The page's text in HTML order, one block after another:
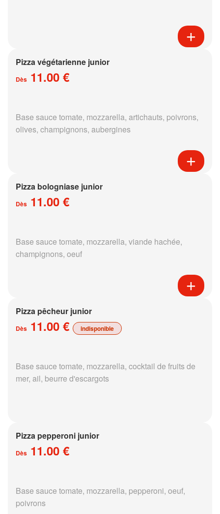
Pizza végétarienne junior
Dès 11.00 €
Base sauce tomate, mozzarella, artichauts, poivrons,
olives, champignons, aubergines
Pizza bologniase junior
Dès 11.00 €
Base sauce tomate, mozzarella, viande hachée,
champignons, oeuf
Pizza pêcheur junior
Dès 11.00 € indisponible
Base sauce tomate, mozzarella, cocktail de fruits de
mer, ail, beurre d'escargots
Pizza pepperoni junior
Dès 11.00 €
Base sauce tomate, mozzarella, pepperoni, oeuf,
poivrons